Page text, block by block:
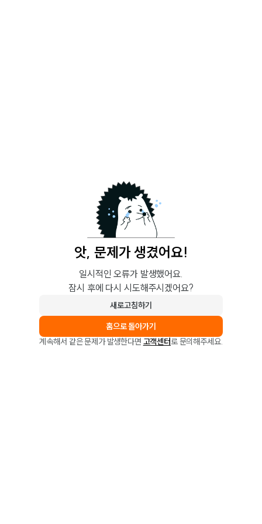
앗, 문제가 생겼어요!
일시적인 오류가 발생했어요.
잠시 후에 다시 시도해주시겠어요?
새로고침하기
홈으로 돌아가기
계속해서 같은 문제가 발생한다면 고객센터로 문의해주세요.